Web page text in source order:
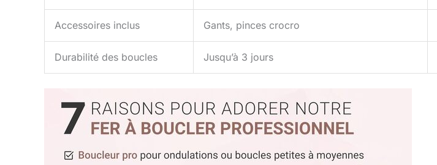
Accessoires inclus Gants, pinces crocro
Durabilité des boucles Jusqu’à 3 jours